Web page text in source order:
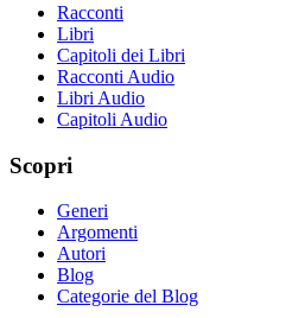
Racconti
Libri
Capitoli dei Libri
Racconti Audio
Libri Audio
Capitoli Audio
Scopri
Generi
Argomenti
Autori
Blog
Categorie del Blog